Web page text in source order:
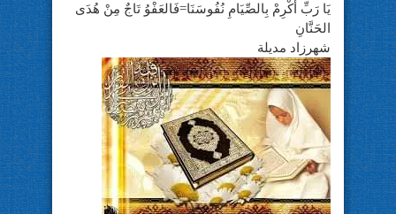
يَا رَبِّ أَكْرِمْ بِالصِّيَامِ نُفُوسَنَا=فَالعَفْوُ تَاجٌ مِنْ هُدَى
الحَنَّانِ
شهرزاد مديلة